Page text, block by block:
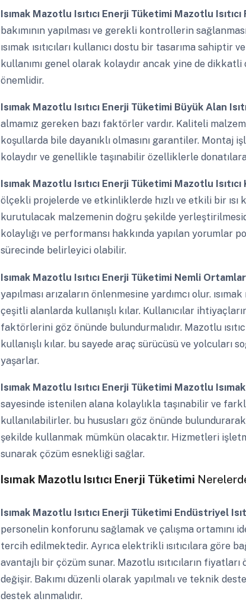
Isımak Mazotlu Isıtıcı Enerji Tüketimi Mazotlu Isıtıcı
bakımının yapılması ve gerekli kontrollerin
ısımak ısıtıcıları kullanıcı dostu bir tasarıma sahiptir
kullanımı genel olarak kolaydır ancak yine de
önemlidir.
Isımak Mazotlu Isıtıcı Enerji Tüketimi Büyük Alan
almamız gereken bazı faktörler vardır. Kaliteli
koşullarda bile dayanıklı olmasını garantiler. Montaj
kolaydır ve genellikle taşınabilir özelliklerle
Isımak Mazotlu Isıtıcı Enerji Tüketimi Mazotlu
ölçekli projelerde ve etkinliklerde hızlı ve etkili bir ısı
kurutulacak malzemenin doğru şekilde
kolaylığı ve performansı hakkında yapılan yorumlar
sürecinde belirleyici olabilir.
Isımak Mazotlu Isıtıcı Enerji Tüketimi Nemli Ortamlar
yapılması arızaların önlenmesine yardımcı olur.
çeşitli alanlarda kullanışlı kılar. Kullanıcılar
faktörlerini göz önünde bulundurmalıdır. Mazotlu
kullanışlı kılar. bu sayede araç sürücüsü ve yolcuları
yaşarlar.
Isımak Mazotlu Isıtıcı Enerji Tüketimi Mazotlu
sayesinde istenilen alana kolaylıkla taşınabilir ve
kullanılabilirler. bu hususları göz önünde
şekilde kullanmak mümkün olacaktır. Hizmetleri
sunarak çözüm esnekliği sağlar.
Isımak Mazotlu Isıtıcı Enerji Tüketimi
Isımak Mazotlu Isıtıcı Enerji Tüketimi Endüstriyel
personelin konforunu sağlamak ve çalışma ortamını
tercih edilmektedir. Ayrıca elektrikli ısıtıcılara göre
avantajlı bir çözüm sunar. Mazotlu ısıtıcıların
değişir. Bakımı düzenli olarak yapılmalı ve teknik
destek alınmalıdır.